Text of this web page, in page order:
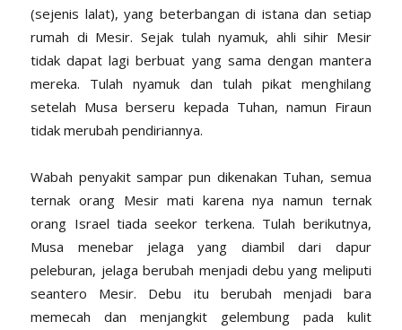
(sejenis lalat), yang beterbangan di istana dan setiap
rumah di Mesir. Sejak tulah nyamuk, ahli sihir Mesir
tidak dapat lagi berbuat yang sama dengan mantera
mereka. Tulah nyamuk dan tulah pikat menghilang
setelah Musa berseru kepada Tuhan, namun Firaun
tidak merubah pendiriannya.
Wabah penyakit sampar pun dikenakan Tuhan, semua
ternak orang Mesir mati karena nya namun ternak
orang Israel tiada seekor terkena. Tulah berikutnya,
Musa menebar jelaga yang diambil dari dapur
peleburan, jelaga berubah menjadi debu yang meliputi
seantero Mesir. Debu itu berubah menjadi bara
memecah dan menjangkit gelembung pada kulit